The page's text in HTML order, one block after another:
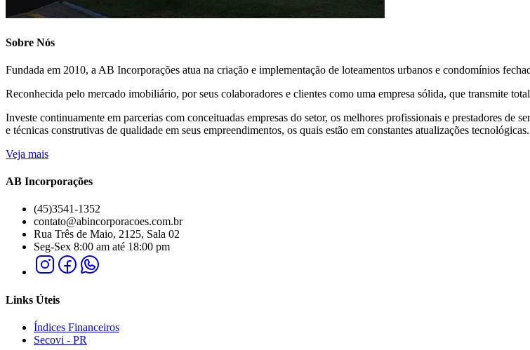
Sobre Nós
Fundada em 2010, a AB Incorporações atua na criação e implementação de loteamentos urbanos e condomínios
Reconhecida pelo mercado imobiliário, por seus colaboradores e clientes como uma empresa sólida, que transmite
Investe continuamente em parcerias com conceituadas empresas do setor, os melhores profissionais e prestadores de
e técnicas construtivas de qualidade em seus empreendimentos, os quais estão em constantes atualizações tecnológicas.
Veja mais
AB Incorporações
(45)3541-1352
contato@abincorporacoes.com.br
Rua Três de Maio, 2125, Sala 02
Seg-Sex 8:00 am até 18:00 pm
Links Úteis
Índices Financeiros
Secovi - PR